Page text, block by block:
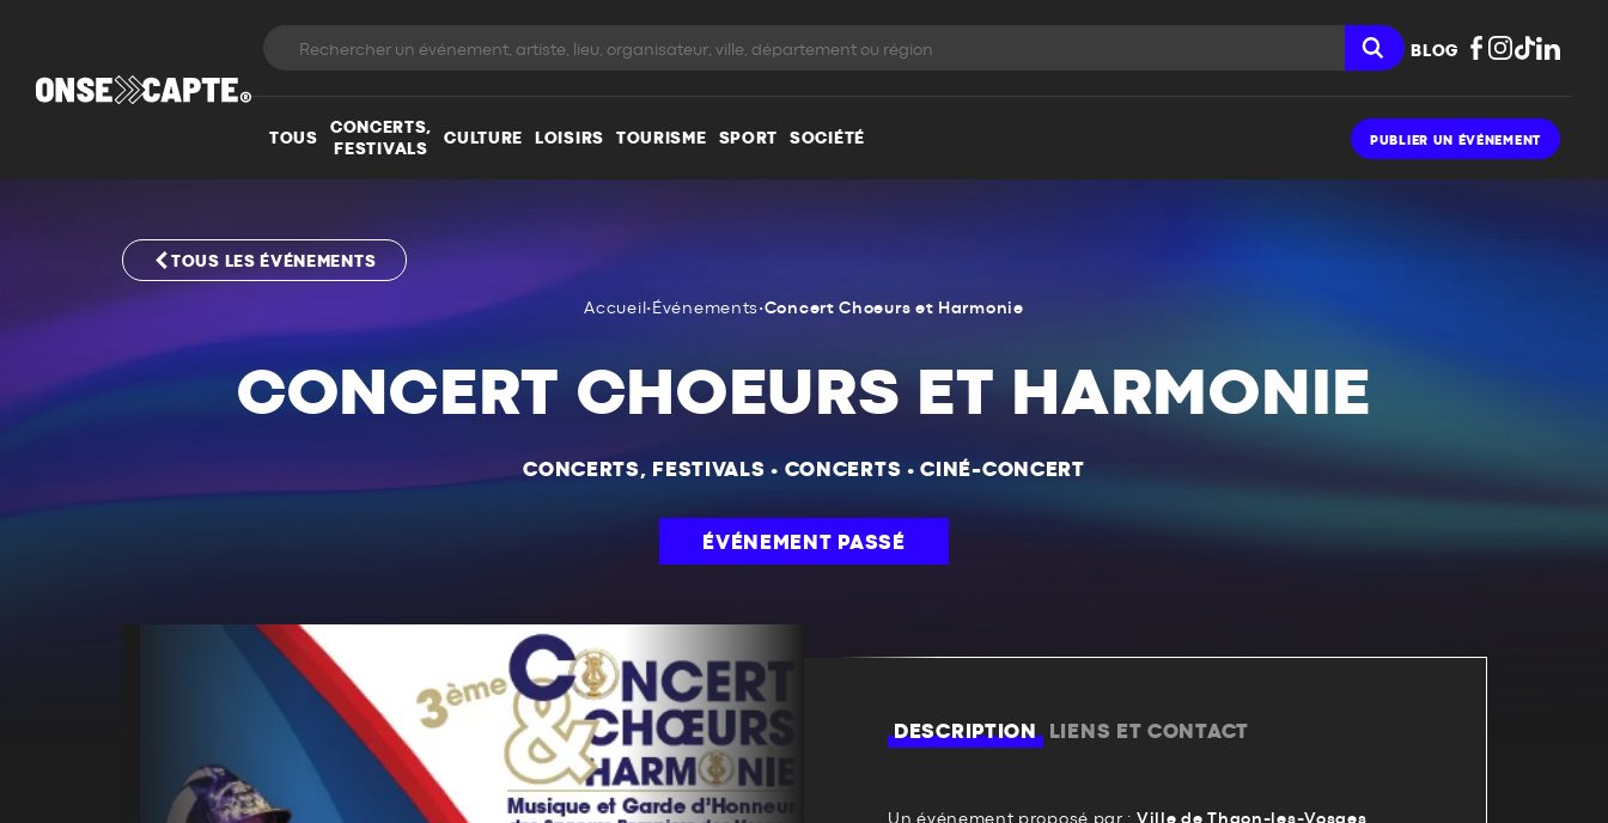
BLOG
TOUS
CONCERTS,
FESTIVALS
CULTURE LOISIRS TOURISME SPORT SOCIÉTÉ PUBLIER UN ÉVÉNEMENT
TOUS LES ÉVÉNEMENTS
Accueil • Événements•Concert Choeurs et Harmonie
CONCERT CHOEURS ET HARMONIE
CONCERTS, FESTIVALS • CONCERTS •CINÉ-CONCERT
ÉVÉNEMENT PASSÉ
DESCRIPTION LIENS ET CONTACT